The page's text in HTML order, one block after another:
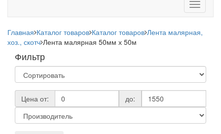
Toggle
Главная Каталог товаров Каталог товаров Лента малярная,
хоз., скотч Лента малярная 50мм х 50м
Фильтр
Цена от: до: